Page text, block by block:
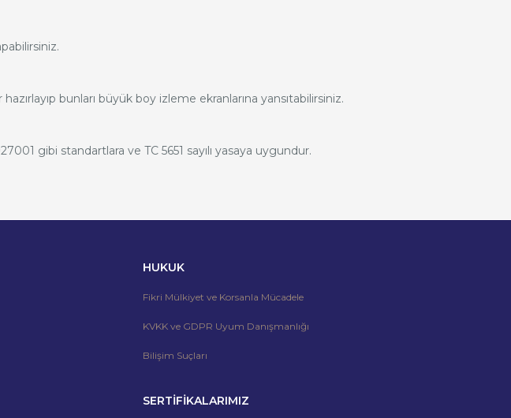
bunları büyük boy izleme ekranlarına yansıtabilirsiniz.
gibi standartlara ve TC 5651 sayılı yasaya uygundur.
HUKUK
Fikri Mülkiyet ve Korsanla Mücadele
KVKK ve GDPR Uyum Danışmanlığı
Bilişim Suçları
SERTİFİKALARIMIZ